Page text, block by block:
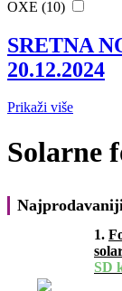
OXE (10)
SRETNA
20.12.2024
Prikaži više
Solarne
Najprodavaniji
1.
SD